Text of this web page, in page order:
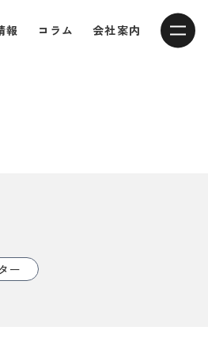
報 コラム 会社案内
ー